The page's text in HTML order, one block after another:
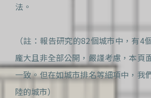
法。
（註：報告研究的82個城市中，有4
龐大且非全部公開，嚴謹考慮，本頁
一致。但在如城市排名等細項中，我
陸的城市）